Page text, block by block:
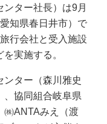
ター社長）は9月
知県春日井市）で
行会社と受入施設
実施する。
ター（森川雅史
、協同組合岐阜県
㈱ANTAみえ（渡